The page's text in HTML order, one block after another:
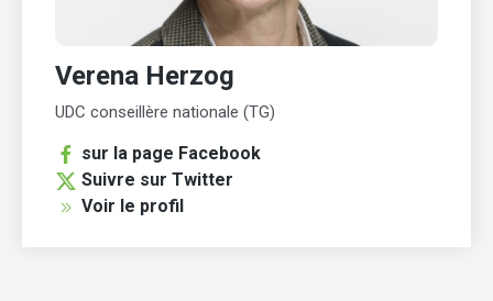
Verena Herzog
UDC conseillère nationale (TG)
sur la page Facebook
Suivre sur Twitter
Voir le profil